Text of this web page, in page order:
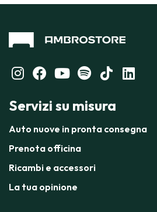
Servizi su misura
Auto nuove in pronta consegna
Prenota officina
Ricambi e accessori
La tua opinione